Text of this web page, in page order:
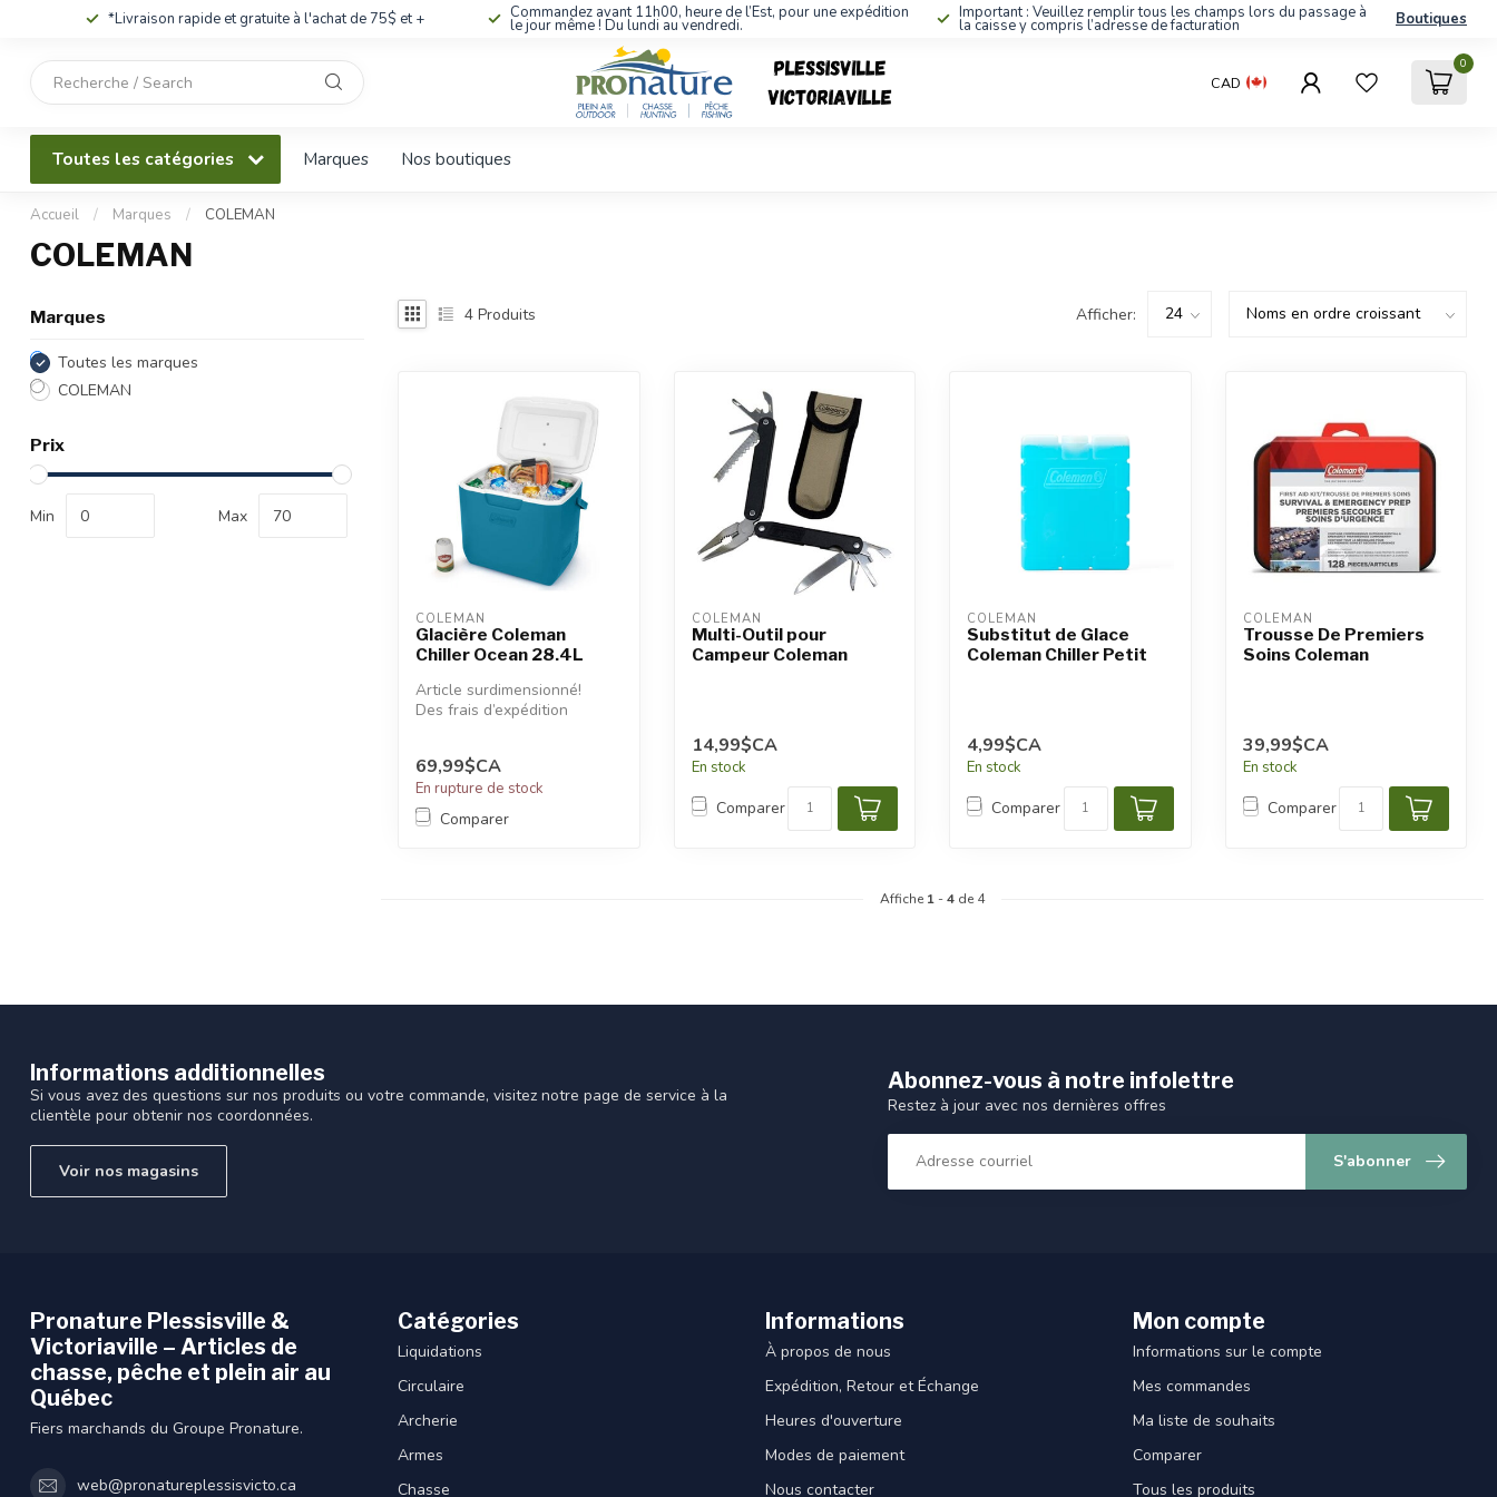
*Livraison rapide et gratuite à l'achat de 75$ et + Commandez avant 11h00, heure de l’Est, pour une expédition
le jour même ! Du lundi au vendredi.
Important : Veuillez remplir tous les champs lors du passage à
la caisse y compris l’adresse de facturation Boutiques
et
disponible.
Appuyez
sélectionné.
d'appareils
peuvent
toucher
CAD
0
Toutes les catégories Marques Nos boutiques
Accueil / Marques / COLEMAN
COLEMAN
Marques
Toutes les marques
COLEMAN
Prix
Min Max
4 Produits Afficher:
COLEMAN
Glacière Coleman
Chiller Ocean 28.4L
Article surdimensionné!
Des frais d’expédition
69,99$CA
En rupture de stock
Comparer
COLEMAN
Multi-Outil pour
Campeur Coleman
14,99$CA
En stock
Comparer
COLEMAN
Substitut de Glace
Coleman Chiller Petit
4,99$CA
En stock
Comparer
COLEMAN
Trousse De Premiers
Soins Coleman
39,99$CA
En stock
Comparer
Affiche 1 -4 de 4
Informations additionnelles
Si vous avez des questions sur nos produits ou votre commande, visitez notre page de service à la
clientèle pour obtenir nos coordonnées.
Voir nos magasins
Abonnez-vous à notre infolettre
Restez à jour avec nos dernières offres
S'abonner
Pronature Plessisville &
Victoriaville – Articles de
chasse, pêche et plein air au
Québec
Fiers marchands du Groupe Pronature.
web@pronatureplessisvicto.ca
Catégories
Liquidations
Circulaire
Archerie
Armes
Chasse
Informations
À propos de nous
Expédition, Retour et Échange
Heures d'ouverture
Modes de paiement
Nous contacter
Mon compte
Informations sur le compte
Mes commandes
Ma liste de souhaits
Comparer
Tous les produits